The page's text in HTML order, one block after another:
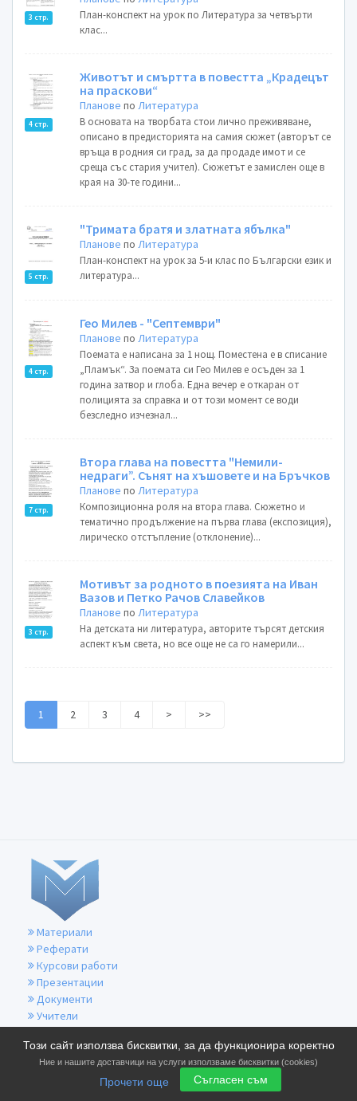
3 стр.
План-конспект на урок по Литература за четвърти
клас...
4 стр.
Животът и смъртта в повестта „Крадецът
на праскови“
Планове по Литература
В основата на творбата стои лично преживяване,
описано в предисторията на самия сюжет (авторът се
връща в родния си град, за да продаде имот и се
среща със стария учител). Сюжетът е замислен още в
края на 30-те години...
5 стр.
"Тримата братя и златната ябълка"
Планове по Литература
План-конспект на урок за 5-и клас по Български език и
литература...
4 стр.
Гео Милев - "Септември"
Планове поЛитература
Поемата е написана за 1 нощ. Поместена е в списание
„Пламък“. За поемата си Гео Милев е осъден за 1
година затвор и глоба. Една вечер е откаран от
полицията за справка и от този момент се води
безследно изчезнал...
7 стр.
Втора глава на повестта "Немили-
недраги”. Сънят на хъшовете и на Бръчков
Планове поЛитература
Композиционна роля на втора глава. Сюжетно и
тематично продължение на първа глава (експозиция),
лирическо отстъпление (отклонение)...
3 стр.
Мотивът за родното в поезията на Иван
Вазов и Петко Рачов Славейков
Планове поЛитература
На детската ни литература, авторите търсят детския
аспект към света, но все още не са го намерили...
1 2 3 4 > >>
Този сайт използва бисквитки, за да функционира коректно
Ние и нашите доставчици на услуги използваме бисквитки (cookies)
Прочети още Съгласен съм
Материали
Реферати
Курсови работи
Презентации
Документи
Учители
Общи условия
Политика за бисквитките
Политика за поверителност